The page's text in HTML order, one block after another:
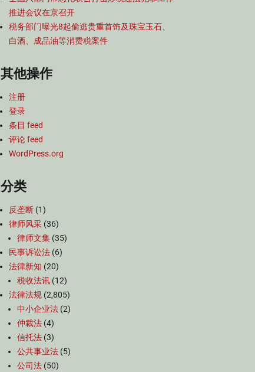
推进会议在京召开
税务部门曝光8起偷逃贵重首饰及珠宝玉石、
白酒、成品油等消费税案件
其他操作
注册
登录
条目 feed
评论 feed
WordPress.org
分类
反垄断 (1)
律师风采 (36)
律师文集 (35)
民事诉讼法 (6)
法律新知 (20)
税收法讯 (12)
法律法规 (2,805)
中小企业法 (2)
仲裁法 (4)
信托法 (3)
公共事业法 (5)
公司法 (50)